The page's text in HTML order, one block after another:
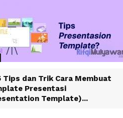
Tips dan Trik Cara Membuat
Presentasi
Template)...